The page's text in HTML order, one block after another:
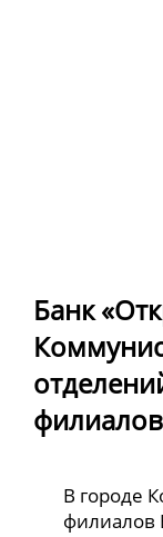
Банк
В городе
филиалов